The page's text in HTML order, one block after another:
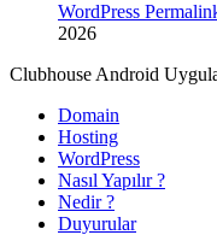
WordPress
2026
Clubhouse Android
Domain
Hosting
WordPress
Nasıl Yapılır ?
Nedir ?
Duyurular